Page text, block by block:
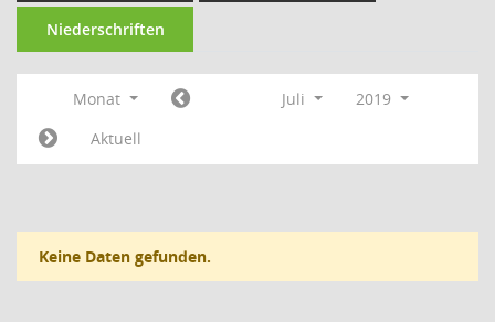
Niederschriften
Monat Juli
2019
Aktuell
Keine Daten gefunden.